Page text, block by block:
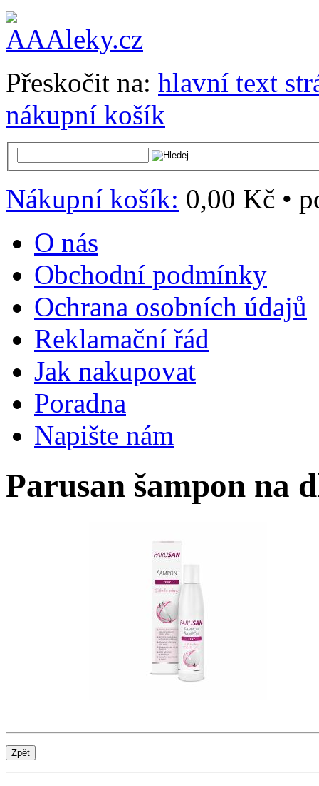
Přeskočit na: hlavní text
nákupní košík
Nákupní košík: 0,00 Kč •
O nás
Obchodní podmínky
Ochrana osobních údajů
Reklamační řád
Jak nakupovat
Poradna
Napište nám
Parusan šampon na